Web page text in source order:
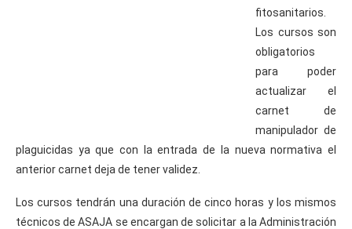
fitosanitarios.
Los cursos son
obligatorios
para poder
actualizar el
carnet de
manipulador de
plaguicidas ya que con la entrada de la nueva normativa el
anterior carnet deja de tener validez.
Los cursos tendrán una duración de cinco horas y los mismos
técnicos de ASAJA se encargan de solicitar a la Administración